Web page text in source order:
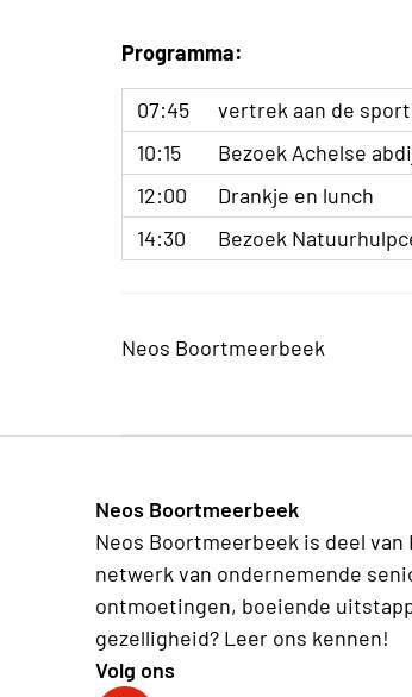
Programma:
07:45
vertrek aan de
10:15
Bezoek Achelse
12:00
Drankje en lunch
14:30
Bezoek
Neos Boortmeerbeek
Neos Boortmeerbeek
Neos Boortmeerbeek is deel van
netwerk van ondernemende
ontmoetingen, boeiende
gezelligheid? Leer ons kennen!
Volg ons